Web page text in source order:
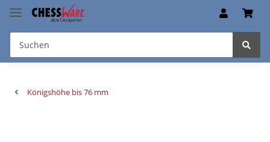
Königshöhe bis 76 mm